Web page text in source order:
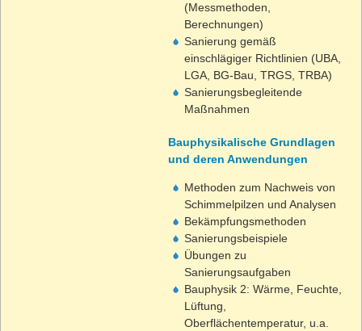
(Messmethoden,
Berechnungen)
Sanierung gemäß
einschlägiger Richtlinien (UBA,
LGA, BG-Bau, TRGS, TRBA)
Sanierungsbegleitende
Maßnahmen
Bauphysikalische Grundlagen
und deren Anwendungen
Methoden zum Nachweis von
Schimmelpilzen und Analysen
Bekämpfungsmethoden
Sanierungsbeispiele
Übungen zu
Sanierungsaufgaben
Bauphysik 2: Wärme, Feuchte,
Lüftung,
Oberflächentemperatur, u.a.